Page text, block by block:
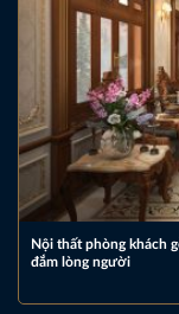
Nội thất phòng khách
đắm lòng người